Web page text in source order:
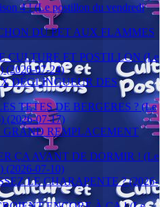
4 ! (Le postillon du vendredi
DU PET AUX FLAMMES
CULTURE ET POSTILLON (Le
(2026-07-24)
DÉGLINGUEUR DES
TETES DE BERGERES ? (Le
(2026-07-17)
GRAND REMPLACEMENT
ÇA AVANT DE DORMIR ! (Le
(2026-07-10)
LE CHARAPENTE ? (2026-